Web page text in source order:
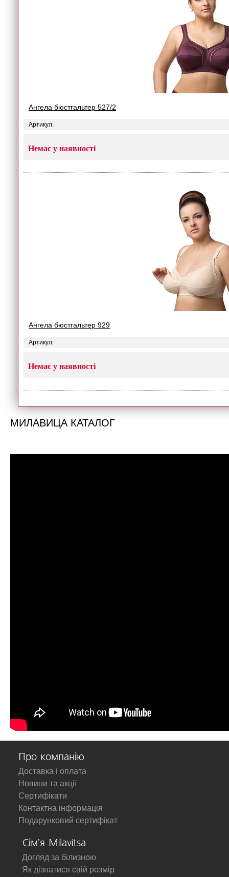
Ангела бюстгальтер 527/2
Артикул:
Немає у наявності
Ангела бюстгальтер 929
Артикул:
Немає у наявності
МИЛАВИЦА КАТАЛОГ
Про компанію
Доставка і оплата
Новини та акції
Сертифікати
Контактна інформація
Подарунковий сертифікат
Сім'я Milavitsa
Догляд за білизною
Як дізнатися свій розмір